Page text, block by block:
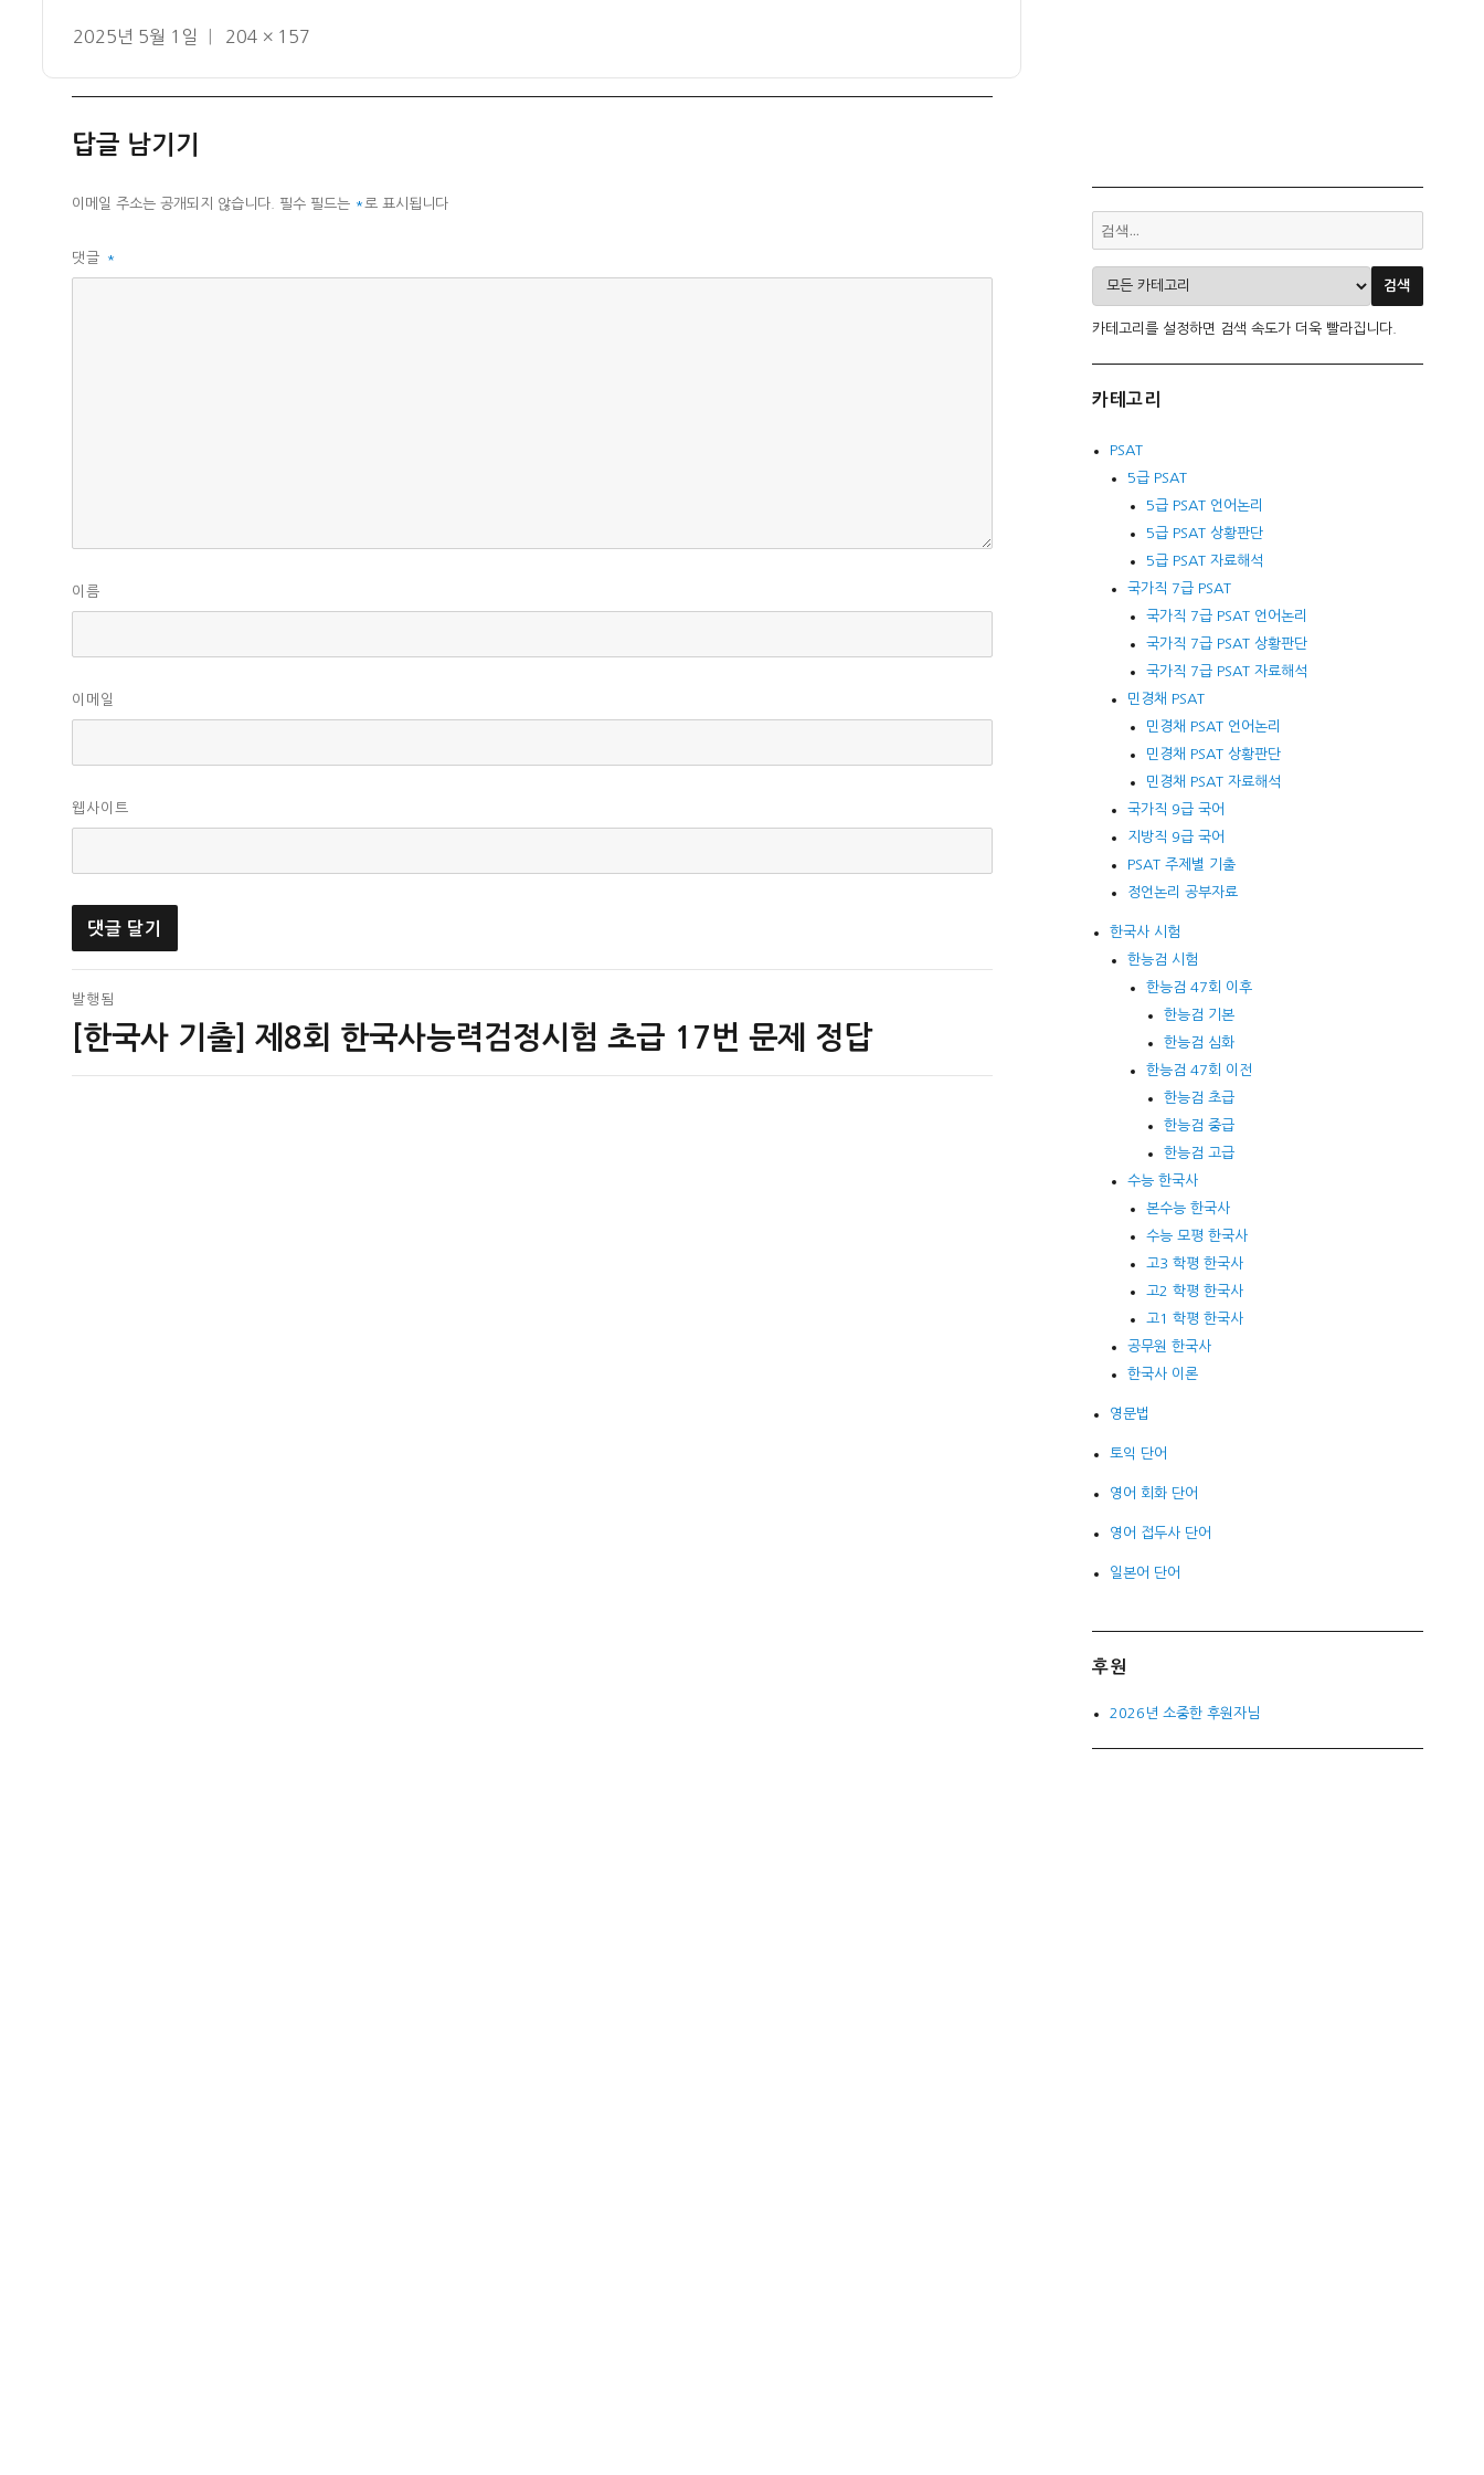
작
2025년 5월 1일
전
204 × 157
답글 남기기
이메일 주소는 공개되지 않습니다. 필수 필드는 *로 표시됩니다
댓글 *
이름
이메일
웹사이트
글
탐
색
발행됨
[한국사 기출] 제8회 한국사능력검정시험 초급 17번 문제 정답
카테고리를 설정하면 검색 속도가 더욱 빨라집니다.
카테고리
PSAT
5급 PSAT
5급 PSAT 언어논리
5급 PSAT 상황판단
5급 PSAT 자료해석
국가직 7급 PSAT
국가직 7급 PSAT 언어논리
국가직 7급 PSAT 상황판단
국가직 7급 PSAT 자료해석
민경채 PSAT
민경채 PSAT 언어논리
민경채 PSAT 상황판단
민경채 PSAT 자료해석
국가직 9급 국어
지방직 9급 국어
PSAT 주제별 기출
정언논리 공부자료
한국사 시험
한능검 시험
한능검 47회 이후
한능검 기본
한능검 심화
한능검 47회 이전
한능검 초급
한능검 중급
한능검 고급
수능 한국사
본수능 한국사
수능 모평 한국사
고3 학평 한국사
고2 학평 한국사
고1 학평 한국사
공무원 한국사
한국사 이론
영문법
토익 단어
영어 회화 단어
영어 접두사 단어
일본어 단어
후원
2026년 소중한 후원자님